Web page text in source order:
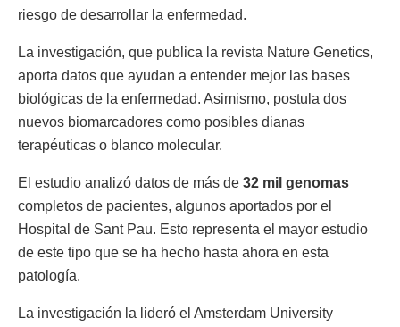
riesgo de desarrollar la enfermedad.
La investigación, que publica la revista Nature Genetics,
aporta datos que ayudan a entender mejor las bases
biológicas de la enfermedad. Asimismo, postula dos
nuevos biomarcadores como posibles dianas
terapéuticas o blanco molecular.
El estudio analizó datos de más de 32 mil genomas
completos de pacientes, algunos aportados por el
Hospital de Sant Pau. Esto representa el mayor estudio
de este tipo que se ha hecho hasta ahora en esta
patología.
La investigación la lideró el Amsterdam University